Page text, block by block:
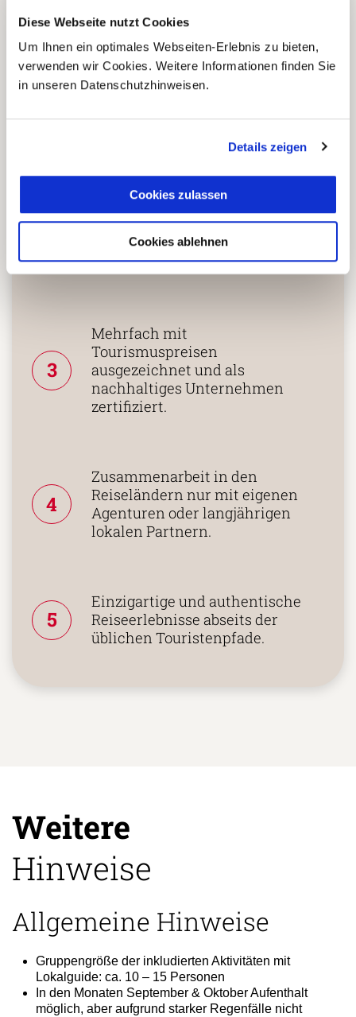
Diese Webseite nutzt Cookies
Um Ihnen ein optimales Webseiten-Erlebnis zu bieten,
verwenden wir Cookies. Weitere Informationen finden Sie
in unseren Datenschutzhinweisen.
Details zeigen
Cookies zulassen
Cookies ablehnen
Buchung bei uns
die richtige Entscheidung
treffen:
Fernreisespezialist mit über
25 Jahren Erfahrung!
Persönliche Beratung durch
vielgereiste
Länderspezialisten.
3
Mehrfach mit
Tourismuspreisen
ausgezeichnet und als
nachhaltiges Unternehmen
zertifiziert.
4
Zusammenarbeit in den
Reiseländern nur mit eigenen
Agenturen oder langjährigen
lokalen Partnern.
5
Einzigartige und authentische
Reiseerlebnisse abseits der
üblichen Touristenpfade.
Weitere
Hinweise
Allgemeine Hinweise
Gruppengröße der inkludierten Aktivitäten mit
Lokalguide: ca. 10 – 15 Personen
In den Monaten September & Oktober Aufenthalt
möglich, aber aufgrund starker Regenfälle nicht